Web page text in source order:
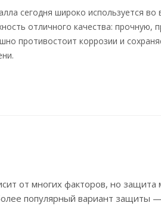
сегодня широко используется во
отличного качества: прочную,
противостоит коррозии и
от многих факторов, но
популярный вариант защиты